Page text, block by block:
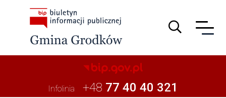
Infolinia +48 77 40 40 321